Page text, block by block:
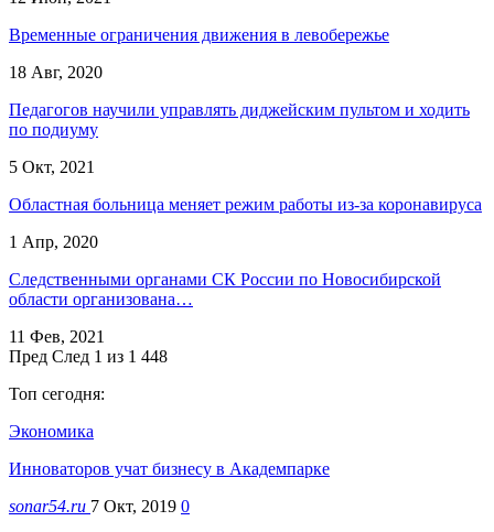
Временные ограничения движения в левобережье
18 Авг, 2020
Педагогов научили управлять диджейским пультом и ходить
по подиуму
5 Окт, 2021
Областная больница меняет режим работы из-за коронавируса
1 Апр, 2020
Следственными органами СК России по Новосибирской
области организована…
11 Фев, 2021
Пред След 1 из 1 448
Топ сегодня:
Экономика
Инноваторов учат бизнесу в Академпарке
sonar54.ru 7 Окт, 2019 0